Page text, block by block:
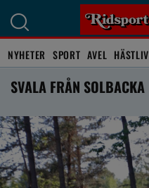
NYHETER SPORT AVEL HÄSTLIV
SVALA FRÅN SOLBACKA